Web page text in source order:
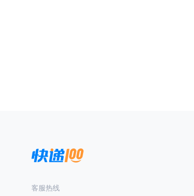
客服热线